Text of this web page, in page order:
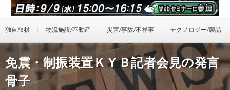
独自取材 物流施設/不動産 災害/事故/不祥事 テクノロジー/製品
免震・制振装置ＫＹＢ記者会見の発言
骨子